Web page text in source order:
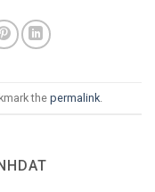
the permalink.